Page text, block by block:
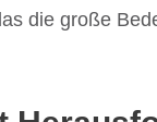
die große